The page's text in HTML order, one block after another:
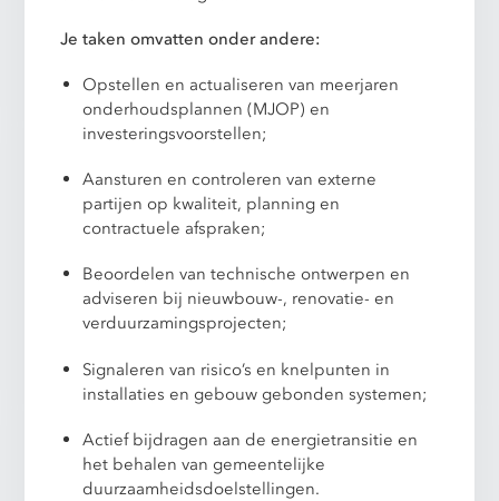
Je taken omvatten onder andere:
Opstellen en actualiseren van meerjaren
onderhoudsplannen (MJOP) en
investeringsvoorstellen;
Aansturen en controleren van externe
partijen op kwaliteit, planning en
contractuele afspraken;
Beoordelen van technische ontwerpen en
adviseren bij nieuwbouw-, renovatie- en
verduurzamingsprojecten;
Signaleren van risico’s en knelpunten in
installaties en gebouw gebonden systemen;
Actief bijdragen aan de energietransitie en
het behalen van gemeentelijke
duurzaamheidsdoelstellingen.